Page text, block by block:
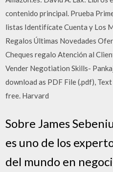
contenido principal. Prueba
listas Identifícate Cuenta y Los
Regalos Últimas Novedades
Cheques regalo Atención al
Vender Negotiation Skills-
download as PDF File (.pdf),
free. Harvard
Sobre James
es uno de los
del mundo en